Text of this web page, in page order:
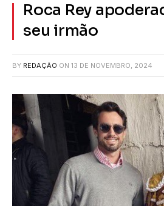
Roca Rey
seu irmão
BY REDAÇÃO ON 13 DE NOVEMBRO, 2024